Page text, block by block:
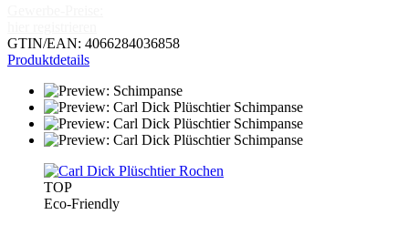
GTIN/EAN: 4066284036858
Produktdetails
TOP
Eco-Friendly